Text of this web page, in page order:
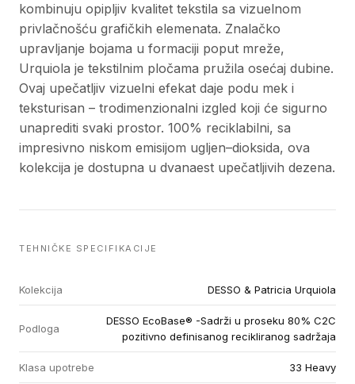
kombinuju opipljiv kvalitet tekstila sa vizuelnom
privlačnošću grafičkih elemenata. Znalačko
upravljanje bojama u formaciji poput mreže,
Urquiola je tekstilnim pločama pružila osećaj dubine.
Ovaj upečatljiv vizuelni efekat daje podu mek i
teksturisan – trodimenzionalni izgled koji će sigurno
unaprediti svaki prostor. 100% reciklabilni, sa
impresivno niskom emisijom ugljen–dioksida, ova
kolekcija je dostupna u dvanaest upečatljivih dezena.
TEHNIČKE SPECIFIKACIJE
Kolekcija DESSO & Patricia Urquiola
Podloga
DESSO EcoBase® -Sadrži u proseku 80% C2C
pozitivno definisanog recikliranog sadržaja
Klasa upotrebe 33 Heavy